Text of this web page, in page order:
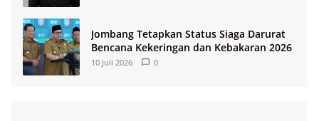
Jombang Tetapkan Status Siaga Darurat
Bencana Kekeringan dan Kebakaran 2026
10 Juli 2026 0